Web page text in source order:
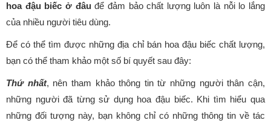
hoa đậu biếc ở đâuđể đảm bảo chất lượng luôn là nỗi lo lắng
của nhiều người tiêu dùng.
Để có thể tìm được những địa chỉ bán hoa đậu biếc chất lượng,
bạn có thể tham khảo một số bí quyết sau đây:
Thứ nhất, nên tham khảo thông tin từ những người thân cận,
những người đã từng sử dụng hoa đậu biếc. Khi tìm hiểu qua
những đối tượng này, bạn không chỉ có những thông tin về tác